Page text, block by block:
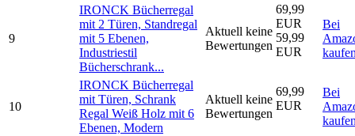
9
IRONCK Bücherregal
mit 2 Türen, Standregal
mit 5 Ebenen,
Industriestil
Bücherschrank...
Aktuell keine
Bewertungen
69,99
EUR
59,99
EUR
Bei
10
IRONCK Bücherregal
mit Türen, Schrank
Regal Weiß Holz mit 6
Ebenen, Modern
Aktuell keine
Bewertungen
69,99
EUR
Bei